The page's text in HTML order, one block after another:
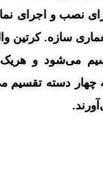
نصب و اجرای
سازه. کرتین
می‌شود و
چهار دسته